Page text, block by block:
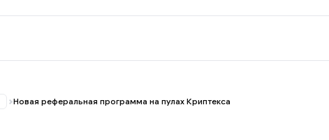
Новая реферальная программа на пулах Криптекса